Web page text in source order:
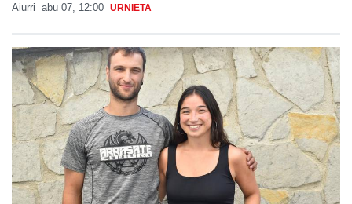
Aiurri abu 07, 12:00 URNIETA